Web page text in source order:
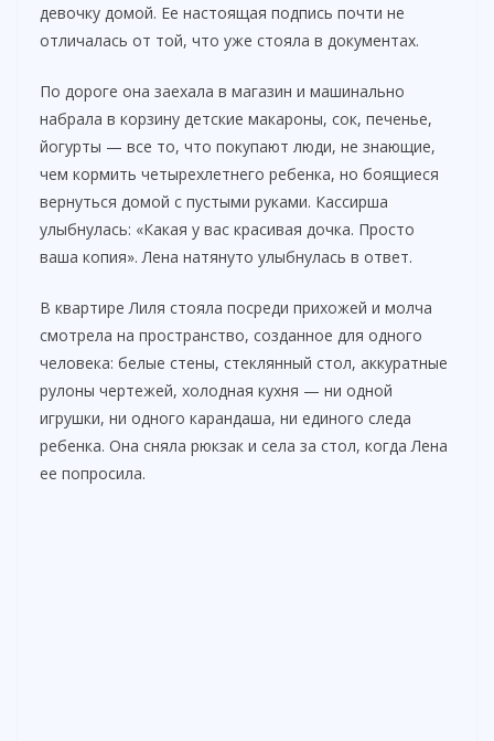
девочку домой. Ее настоящая подпись почти не
отличалась от той, что уже стояла в документах.
По дороге она заехала в магазин и машинально
набрала в корзину детские макароны, сок, печенье,
йогурты — все то, что покупают люди, не знающие,
чем кормить четырехлетнего ребенка, но боящиеся
вернуться домой с пустыми руками. Кассирша
улыбнулась: «Какая у вас красивая дочка. Просто
ваша копия». Лена натянуто улыбнулась в ответ.
В квартире Лиля стояла посреди прихожей и молча
смотрела на пространство, созданное для одного
человека: белые стены, стеклянный стол, аккуратные
рулоны чертежей, холодная кухня — ни одной
игрушки, ни одного карандаша, ни единого следа
ребенка. Она сняла рюкзак и села за стол, когда Лена
ее попросила.